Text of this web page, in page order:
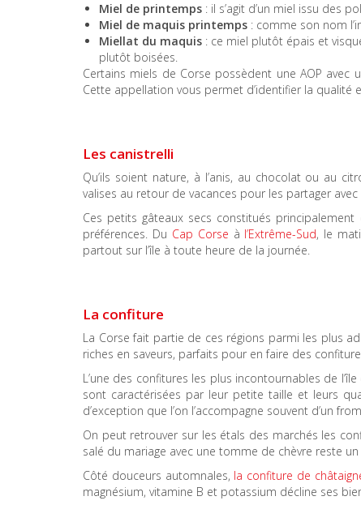
Miel de printemps : il s’agit d’un miel issu des
Miel de maquis printemps : comme son nom
Miellat du maquis : ce miel plutôt épais et
plutôt boisées.
Certains miels de Corse possèdent une AOP
Cette appellation vous permet d’identifier la qualité
Les canistrelli
Qu’ils soient nature, à l’anis, au chocolat ou au
valises au retour de vacances pour les partager
Ces petits gâteaux secs constitués
préférences. Du Cap Corse à l’Extrême-Sud, le
partout sur l’île à toute heure de la journée.
La confiture
La Corse fait partie de ces régions parmi les plus
riches en saveurs, parfaits pour en faire des
L’une des confitures les plus incontournables de
sont caractérisées par leur petite taille et leurs
d’exception que l’on l’accompagne souvent d’un
On peut retrouver sur les étals des marchés les
salé du mariage avec une tomme de chèvre reste
Côté douceurs automnales, la confiture de
magnésium, vitamine B et potassium décline ses